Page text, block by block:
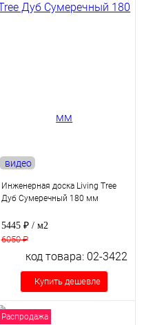
видео
Инженерная доска Living Tree
Дуб Сумеречный 180 мм
5445 ₽ / м2
6050 ₽
код товара: 02-3422
Купить дешевле
Распродажа